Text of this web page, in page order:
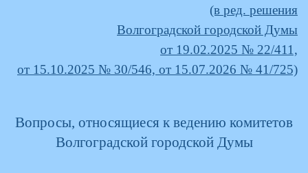
(в ред. решения
Волгоградской городской Думы
от 19.02.2025 № 22/411,
от 15.10.2025 № 30/546, от 15.07.2026 № 41/725)
Вопросы, относящиеся к ведению комитетов
Волгоградской городской Думы